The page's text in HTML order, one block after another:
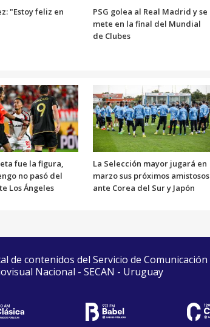
"Estoy feliz en
PSG golea al Real Madrid y se
mete en la final del Mundial
de Clubes
fue la figura,
no pasó del
Los Ángeles
La Selección mayor jugará en
marzo sus próximos amistosos
ante Corea del Sur y Japón
de contenidos del Servicio de Comunicación
Nacional - SECAN - Uruguay